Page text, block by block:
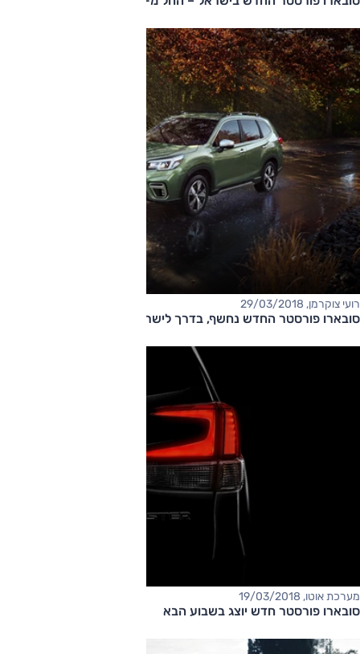
רועי צוקרמן, 29/03/2018
סובארו פורסטר החדש נחשף, בדרך לישראל
מערכת אוטו, 19/03/2018
סובארו פורסטר חדש יוצג בשבוע הבא